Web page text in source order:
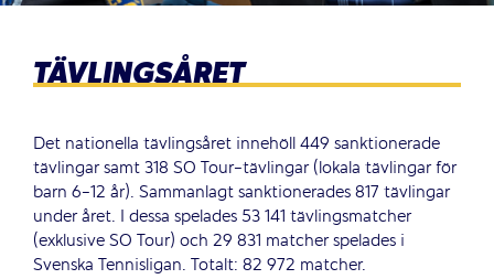
TÄVLINGSÅRET
Det nationella tävlingsåret innehöll 449 sanktionerade
tävlingar samt 318 SO Tour-tävlingar (lokala tävlingar för
barn 6-12 år). Sammanlagt sanktionerades 817 tävlingar
under året. I dessa spelades 53 141 tävlingsmatcher
(exklusive SO Tour) och 29 831 matcher spelades i
Svenska Tennisligan. Totalt: 82 972 matcher.